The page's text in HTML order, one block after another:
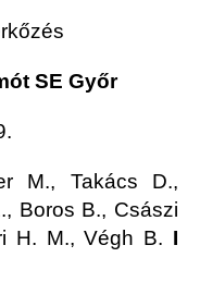
SE Győr
M., Takács D.,
Boros B., Császi
H. M., Végh B. I